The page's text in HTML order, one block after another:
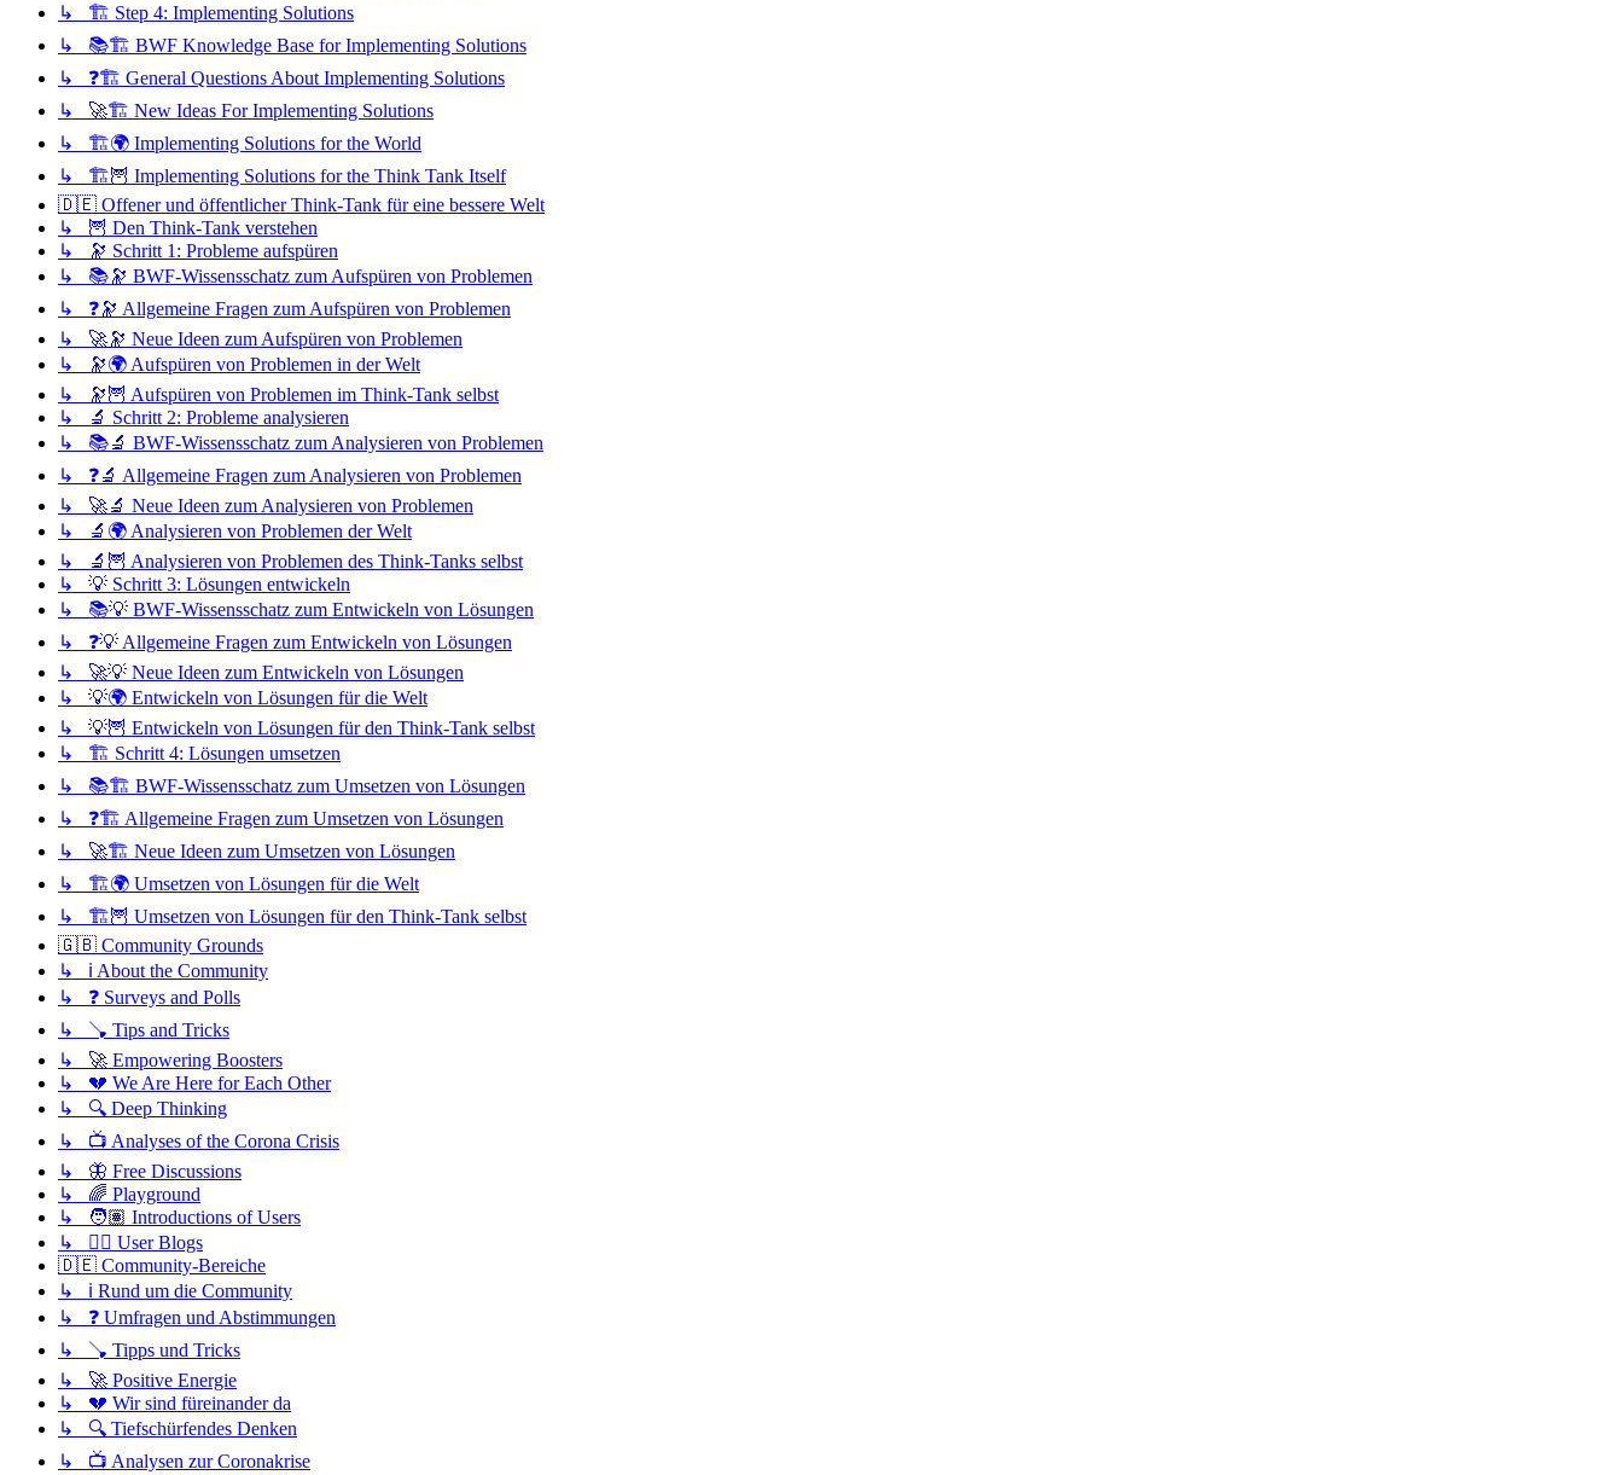
↳ 🏗️ Step 4: Implementing Solutions
↳ 📚🏗️ BWF Knowledge Base for Implementing Solutions
↳ ❓🏗️ General Questions About Implementing Solutions
↳ 🚀🏗️ New Ideas For Implementing Solutions
↳ 🏗️🌍 Implementing Solutions for the World
↳ 🏗️🦉 Implementing Solutions for the Think Tank Itself
🇩🇪 Offener und öffentlicher Think-Tank für eine bessere Welt
↳ 🦉 Den Think-Tank verstehen
↳ 🔭 Schritt 1: Probleme aufspüren
↳ 📚🔭 BWF-Wissensschatz zum Aufspüren von Problemen
↳ ❓🔭 Allgemeine Fragen zum Aufspüren von Problemen
↳ 🚀🔭 Neue Ideen zum Aufspüren von Problemen
↳ 🔭🌍 Aufspüren von Problemen in der Welt
↳ 🔭🦉 Aufspüren von Problemen im Think-Tank selbst
↳ 🔬 Schritt 2: Probleme analysieren
↳ 📚🔬 BWF-Wissensschatz zum Analysieren von Problemen
↳ ❓🔬 Allgemeine Fragen zum Analysieren von Problemen
↳ 🚀🔬 Neue Ideen zum Analysieren von Problemen
↳ 🔬🌍 Analysieren von Problemen der Welt
↳ 🔬🦉 Analysieren von Problemen des Think-Tanks selbst
↳ 💡 Schritt 3: Lösungen entwickeln
↳ 📚💡 BWF-Wissensschatz zum Entwickeln von Lösungen
↳ ❓💡 Allgemeine Fragen zum Entwickeln von Lösungen
↳ 🚀💡 Neue Ideen zum Entwickeln von Lösungen
↳ 💡🌍 Entwickeln von Lösungen für die Welt
↳ 💡🦉 Entwickeln von Lösungen für den Think-Tank selbst
↳ 🏗️ Schritt 4: Lösungen umsetzen
↳ 📚🏗️ BWF-Wissensschatz zum Umsetzen von Lösungen
↳ ❓🏗️ Allgemeine Fragen zum Umsetzen von Lösungen
↳ 🚀🏗️ Neue Ideen zum Umsetzen von Lösungen
↳ 🏗️🌍 Umsetzen von Lösungen für die Welt
↳ 🏗️🦉 Umsetzen von Lösungen für den Think-Tank selbst
🇬🇧 Community Grounds
↳ ℹ️ About the Community
↳ ❓ Surveys and Polls
↳ 🪠 Tips and Tricks
↳ 🚀 Empowering Boosters
↳ 💔 We Are Here for Each Other
↳ 🔍 Deep Thinking
↳ 📺 Analyses of the Corona Crisis
↳ 🦋 Free Discussions
↳ 🌈 Playground
↳ 🧑🏽 Introductions of Users
↳ ✍🏽 User Blogs
🇩🇪 Community-Bereiche
↳ ℹ️ Rund um die Community
↳ ❓ Umfragen und Abstimmungen
↳ 🪠 Tipps und Tricks
↳ 🚀 Positive Energie
↳ 💔 Wir sind füreinander da
↳ 🔍 Tiefschürfendes Denken
↳ 📺 Analysen zur Coronakrise